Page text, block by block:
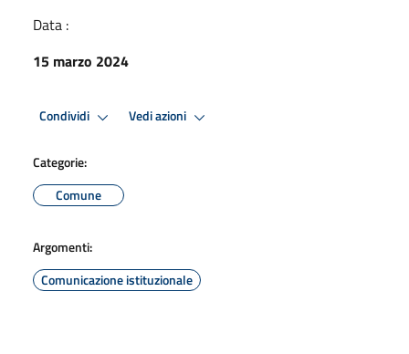
Data :
15 marzo 2024
Condividi Vedi azioni
Categorie:
Comune
Argomenti:
Comunicazione istituzionale